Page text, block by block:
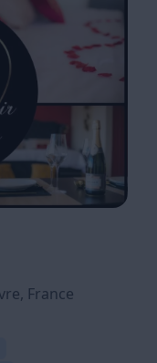
France